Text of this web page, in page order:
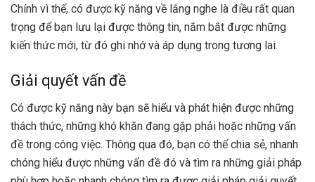
Chính vì thế, có được kỹ năng về lắng nghe là điều rất quan
trọng để bạn lưu lại được thông tin, nắm bắt được những
kiến thức mới, từ đó ghi nhớ và áp dụng trong tương lai.
Giải quyết vấn đề
Có được kỹ năng này bạn sẽ hiểu và phát hiện được những
thách thức, những khó khăn đang gặp phải hoặc những vấn
đề trong công việc. Thông qua đó, bạn có thể chia sẻ, nhanh
chóng hiểu được những vấn đề đó và tìm ra những giải pháp